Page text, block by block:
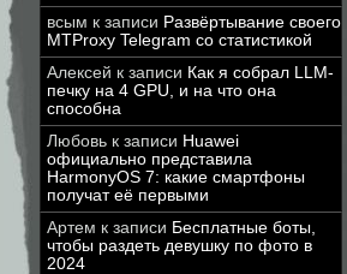
всым к записи Развёртывание своего
MTProxy Telegram со статистикой
Алексей к записи Как я собрал LLM-
печку на 4 GPU, и на что она
способна
Любовь к записи Huawei
официально представила
HarmonyOS 7: какие смартфоны
получат её первыми
Артем к записи Бесплатные боты,
чтобы раздеть девушку по фото в
2024